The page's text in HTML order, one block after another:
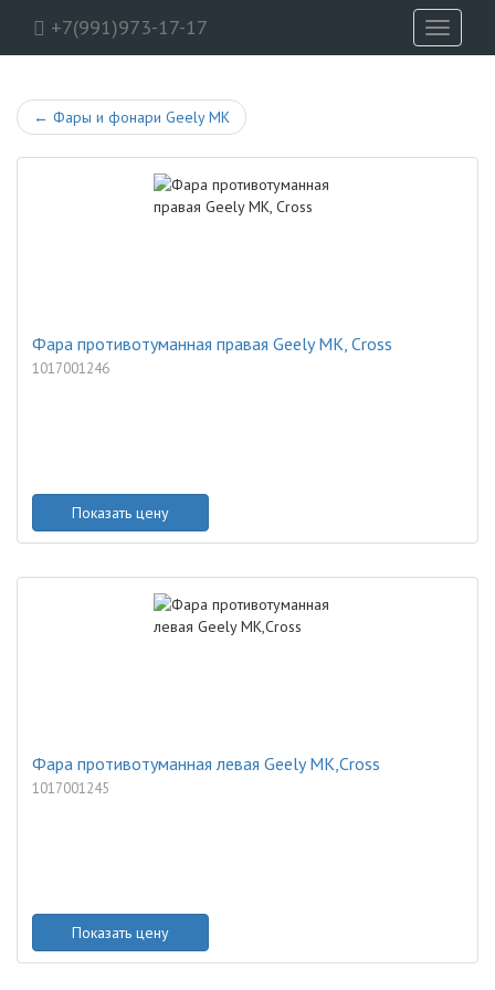
+7(991)973-17-17
Toggle
← Фары и фонари Geely MK
Фара противотуманная правая Geely MK, Cross
1017001246
Показать цену
Фара противотуманная левая Geely MK,Cross
1017001245
Показать цену